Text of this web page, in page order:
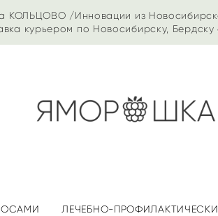
КОЛЬЦОВО /Инновации из
курьером по Новосибирску, Бердску
ЛЕЧЕБНО-